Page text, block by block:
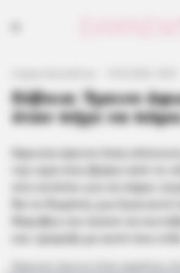
Εύβοια: Έμεινε
όταν πήγε να
Άφωνος έμεινε ένας
θόρυβος τον έκανε να
Άφωνος έμεινε ένας αγρότης